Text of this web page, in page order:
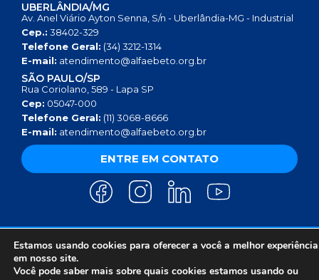
UBERLÂNDIA/MG
Av. Anel Viário Ayton Senna, S/n - Uberlândia-MG - Industrial
Cep.: 38402-329
Telefone Geral: (34) 3212-1314
E-mail: atendimento@alfaebeto.org.br
SÃO PAULO/SP
Rua Coriolano, 589 - Lapa SP
Cep: 05047-000
Telefone Geral: (11) 3068-8666
E-mail: atendimento@alfaebeto.org.br
ENTRE EM CONTATO
AVISO DE PRIVACIDADE POLÍTICA DE PRIVACIDADE
AVISO SOBRE COOKIES
COPYRIGHT 2025 © INSTITUTO ALFA E BETO - 08.458.084/0001-13
Estamos usando cookies para oferecer a você a melhor experiência
em nosso site.
Você pode saber mais sobre quais cookies estamos usando ou